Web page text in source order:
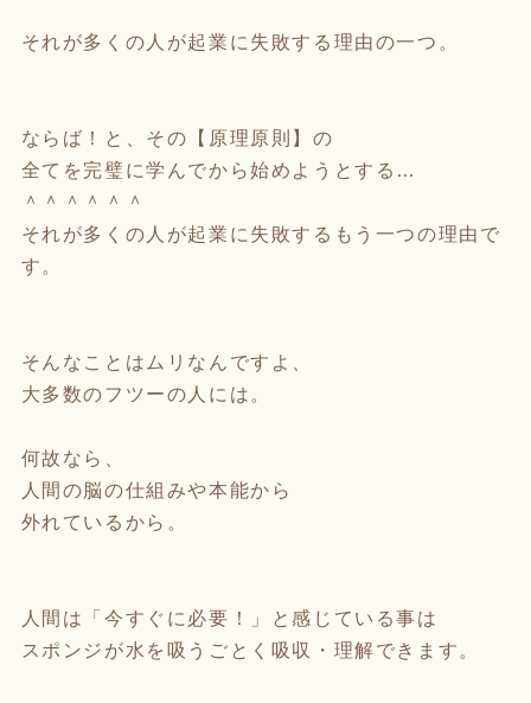
それが多くの人が起業に失敗する理由の一つ。
ならば！と、その【原理原則】の
全てを完璧に学んでから始めようとする…
＾＾＾＾＾＾
それが多くの人が起業に失敗するもう一つの理由で
す。
そんなことはムリなんですよ、
大多数のフツーの人には。
何故なら、
人間の脳の仕組みや本能から
外れているから。
人間は「今すぐに必要！」と感じている事は
スポンジが水を吸うごとく吸収・理解できます。